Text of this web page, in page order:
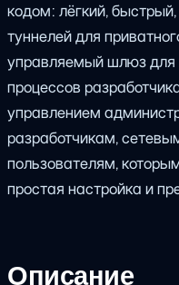
кодом: лёгкий,
туннелей для
управляемый шлюз для
процессов
управлением
разработчикам,
пользователям,
простая настройка и
Описание